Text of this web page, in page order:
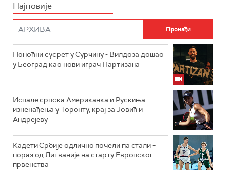
Најновије
Поноћни сусрет у Сурчину - Вилдоза дошао
у Београд као нови играч Партизана
Испале српска Американка и Рускиња –
изненађења у Торонту, крај за Јовић и
Андрејеву
Кадети Србије одлично почели па стали –
пораз од Литваније на старту Европског
првенства